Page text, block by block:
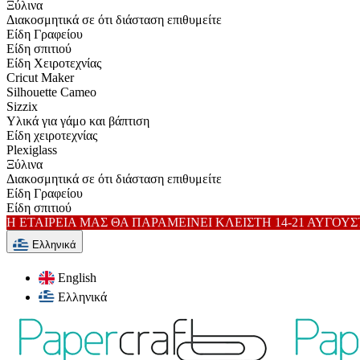
Ξύλινα
Διακοσμητικά σε ότι διάσταση επιθυμείτε
Είδη Γραφείου
Είδη σπιτιού
Είδη Xειροτεχνίας
Cricut Maker
Silhouette Cameo
Sizzix
Υλικά για γάμο και βάπτιση
Είδη χειροτεχνίας
Plexiglass
Ξύλινα
Διακοσμητικά σε ότι διάσταση επιθυμείτε
Είδη Γραφείου
Είδη σπιτιού
Η ΕΤΑΙΡΕΙΑ ΜΑΣ ΘΑ ΠΑΡΑΜΕΙΝΕΙ ΚΛΕΙΣΤΗ 14-21
Ελληνικά
English
Ελληνικά